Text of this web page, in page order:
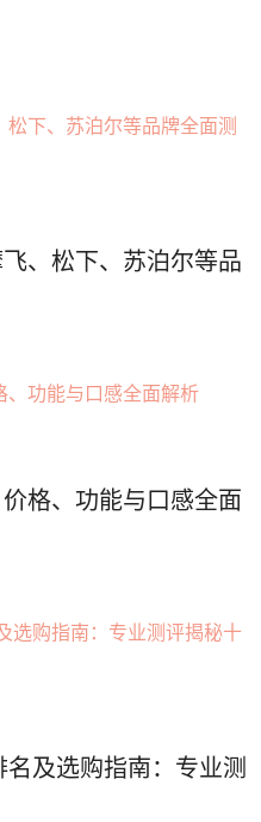
、松下、苏泊尔等品
格、功能与口感全面
及选购指南：专业测